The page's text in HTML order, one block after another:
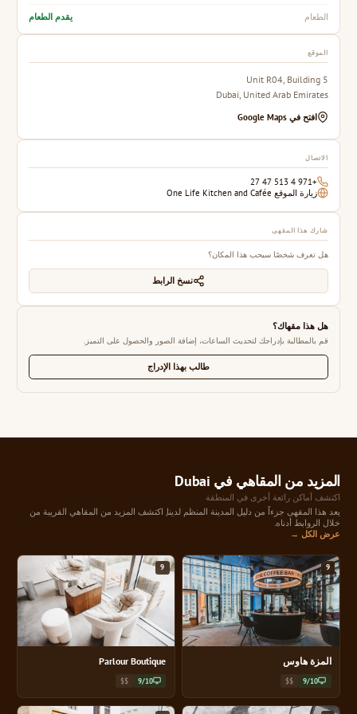
الطعام يقدم الطعام
الموقع
Unit R04, Building 5
Dubai, United Arab Emirates
افتح في Google Maps
الاتصال
+971 4 513 47 27
زيارة الموقع One Life Kitchen and Cafée
شارك هذا المقهى
هل تعرف شخصًا سيحب هذا المكان؟
نسخ الرابط
هل هذا مقهاك؟
قم بالمطالبة بإدراجك لتحديث الساعات، إضافة الصور والحصول على التميز.
طالب بهذا الإدراج
المزيد من المقاهي في Dubai
اكتشف أماكن رائعة أخرى في المنطقة
يعد هذا المقهى جزءاً من دليل المدينة المنظم لدينا, اكتشف المزيد من المقاهي القريبة من
خلال الروابط أدناه.
عرض الكل →
9
المزة هاوس
9/10
$$
9
Parlour Boutique
9/10
$$